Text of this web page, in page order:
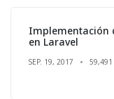
Implementación
en Laravel
SEP. 19, 2017 59,491